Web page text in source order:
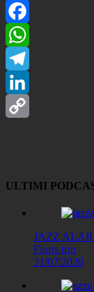
Facebook
WhatsApp
Telegram
LinkedIn
ULTIMI
JAZZ
Floris trio
31/07/2026